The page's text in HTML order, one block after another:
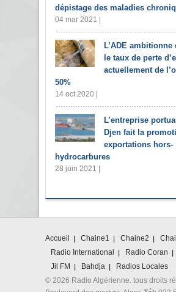
dépistage des maladies
04 mar 2021 |
L’ADE
le taux de perte
actuellement de
50%
14 oct 2020 |
L’entreprise
Djen fait la
exportations hors-
hydrocarbures
28 juin 2021 |
Accueil Chaine1 Chaine2
Radio International
Radio Coran
Jil FM
Bahdja
Radios Locales
© 2026 Radio Algérienne. tous droits